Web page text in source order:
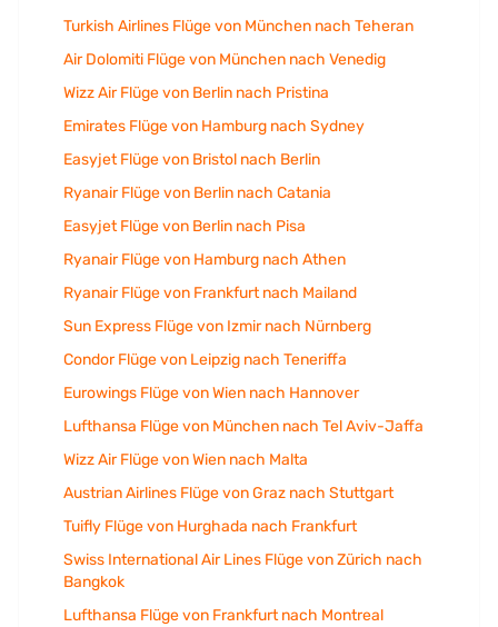
Turkish Airlines Flüge von München nach Teheran
Air Dolomiti Flüge von München nach Venedig
Wizz Air Flüge von Berlin nach Pristina
Emirates Flüge von Hamburg nach Sydney
Easyjet Flüge von Bristol nach Berlin
Ryanair Flüge von Berlin nach Catania
Easyjet Flüge von Berlin nach Pisa
Ryanair Flüge von Hamburg nach Athen
Ryanair Flüge von Frankfurt nach Mailand
Sun Express Flüge von Izmir nach Nürnberg
Condor Flüge von Leipzig nach Teneriffa
Eurowings Flüge von Wien nach Hannover
Lufthansa Flüge von München nach Tel Aviv-Jaffa
Wizz Air Flüge von Wien nach Malta
Austrian Airlines Flüge von Graz nach Stuttgart
Tuifly Flüge von Hurghada nach Frankfurt
Swiss International Air Lines Flüge von Zürich nach
Bangkok
Lufthansa Flüge von Frankfurt nach Montreal